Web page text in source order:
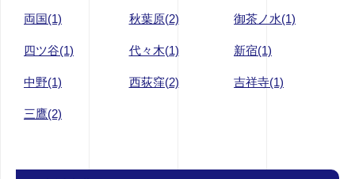
両国(1) 秋葉原(2) 御茶ノ水(1)
四ツ谷(1) 代々木(1) 新宿(1)
中野(1) 西荻窪(2) 吉祥寺(1)
三鷹(2)